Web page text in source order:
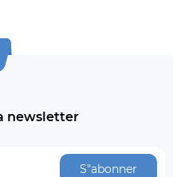
newsletter
S"abonner